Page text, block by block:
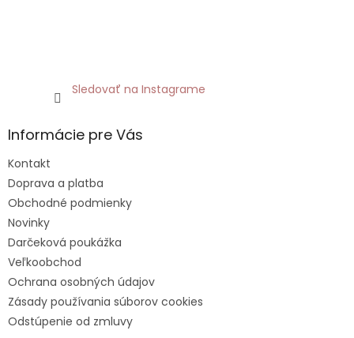
Sledovať na Instagrame
Informácie pre Vás
Kontakt
Doprava a platba
Obchodné podmienky
Novinky
Darčeková poukážka
Veľkoobchod
Ochrana osobných údajov
Zásady používania súborov cookies
Odstúpenie od zmluvy